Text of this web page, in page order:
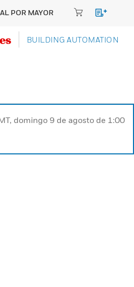
POR MAYOR
BUILDING AUTOMATION
domingo 9 de agosto de 1:00